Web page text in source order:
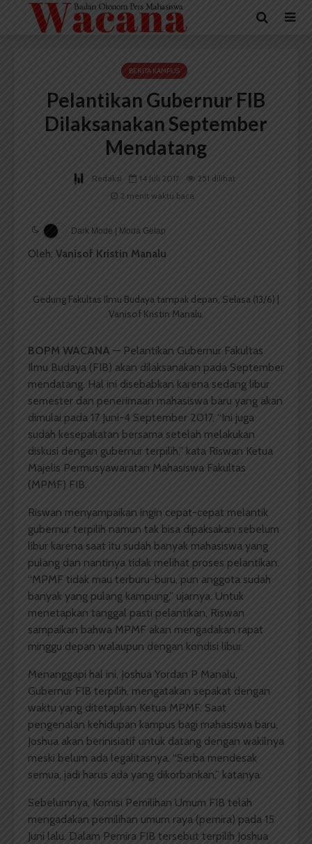
BERITA KAMPUS
Pelantikan Gubernur FIB
Dilaksanakan September
Mendatang
Redaksi 14 Juli 2017
251 dilihat
2 menit waktu baca
Dark Mode | Moda Gelap
Oleh: Vanisof Kristin Manalu
Gedung Fakultas Ilmu Budaya tampak depan, Selasa (13/6) |
Vanisof Kristin Manalu.
BOPM WACANA — Pelantikan Gubernur Fakultas
Ilmu Budaya (FIB) akan dilaksanakan pada September
mendatang. Hal ini disebabkan karena sedang libur
semester dan penerimaan mahasiswa baru yang akan
dimulai pada 17 Juni-4 September 2017, “Ini juga
sudah kesepakatan bersama setelah melakukan
diskusi dengan gubernur terpilih,” kata Riswan Ketua
Majelis Permusyawaratan Mahasiswa Fakultas
(MPMF) FIB.
Riswan menyampaikan ingin cepat-cepat melantik
gubernur terpilih namun tak bisa dipaksakan sebelum
libur karena saat itu sudah banyak mahasiswa yang
pulang dan nantinya tidak melihat proses pelantikan.
“MPMF tidak mau terburu-buru, pun anggota sudah
banyak yang pulang kampung,” ujarnya. Untuk
menetapkan tanggal pasti pelantikan, Riswan
sampaikan bahwa MPMF akan mengadakan rapat
minggu depan walaupun dengan kondisi libur.
Menanggapi hal ini, Joshua Yordan P Manalu,
Gubernur FIB terpilih, mengatakan sepakat dengan
waktu yang ditetapkan Ketua MPMF. Saat
pengenalan kehidupan kampus bagi mahasiswa baru,
Joshua akan berinisiatif untuk datang dengan wakilnya
meski belum ada legalitasnya. “Serba mendesak
semua, jadi harus ada yang dikorbankan,” katanya.
Sebelumnya, Komisi Pemilihan Umum FIB telah
mengadakan pemilihan umum raya (pemira) pada 15
Juni lalu. Dalam Pemira FIB tersebut terpilih Joshua